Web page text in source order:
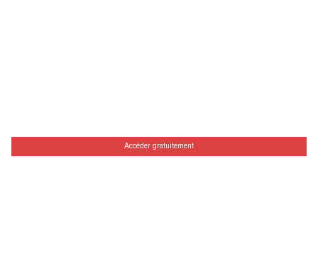
Accéder gratuitement